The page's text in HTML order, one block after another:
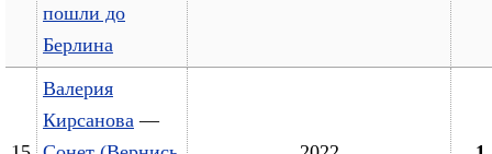
пошли до
Берлина
Валерия
Кирсанова —